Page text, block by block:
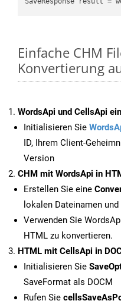
Einfache CHM
Konvertierung
WordsApi und CellsApi
Initialisieren Sie
ID, Ihrem Client-
Version
CHM mit WordsApi in
Erstellen Sie eine
lokalen Dateinamen
Verwenden Sie
HTML zu konvertieren.
HTML mit CellsApi in
Initialisieren Sie
SaveFormat als DOCM
Rufen Sie